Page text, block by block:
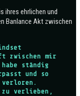
ihres ehrlichen und
Banlance Akt zwischen
zwischen mir
ständig
und so
verloren.
zu verlieben,